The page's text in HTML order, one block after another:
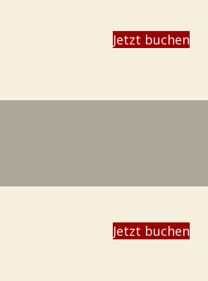
Jetzt buchen
Jetzt buchen